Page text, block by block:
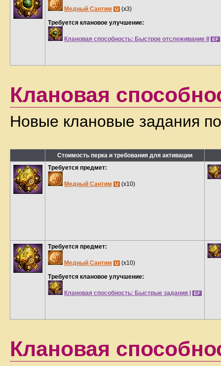
Медный Сантим U (x3)
Требуется клановое улучшение:
Клановая способность: Быстрое отслеживание II EF
Клановая
Новые клановые задания
Стоимость перка и требования для активации
Требуется предмет:
Медный Сантим U (x10)
Требуется предмет:
Медный Сантим U (x10)
Требуется клановое улучшение:
Клановая способность: Быстрые задания I EF
Клановая